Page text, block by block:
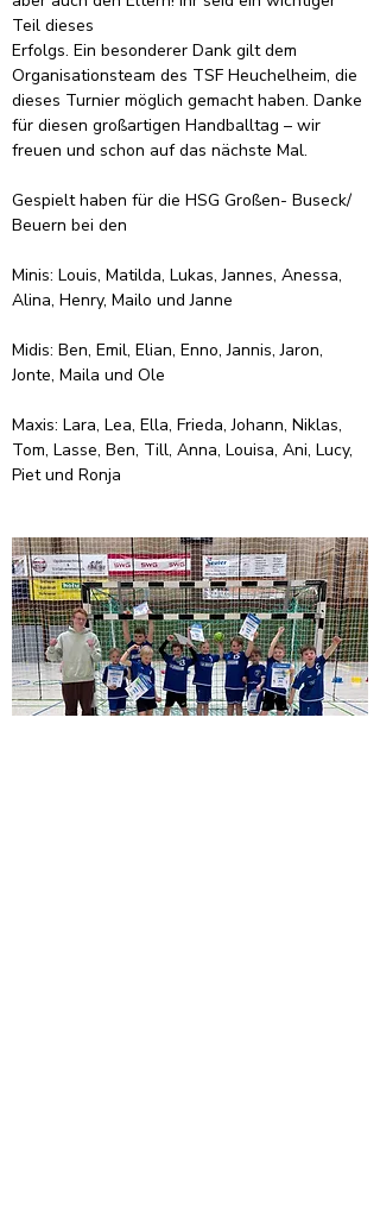
Teil dieses
Erfolgs. Ein besonderer Dank gilt dem
Organisationsteam des TSF Heuchelheim, die
dieses Turnier möglich gemacht haben. Danke
für diesen großartigen Handballtag – wir
freuen und schon auf das nächste Mal.
Gespielt haben für die HSG Großen- Buseck/
Beuern bei den
Minis: Louis, Matilda, Lukas, Jannes, Anessa,
Alina, Henry, Mailo und Janne
Midis: Ben, Emil, Elian, Enno, Jannis, Jaron,
Jonte, Maila und Ole
Maxis: Lara, Lea, Ella, Frieda, Johann, Niklas,
Tom, Lasse, Ben, Till, Anna, Louisa, Ani, Lucy,
Piet und Ronja